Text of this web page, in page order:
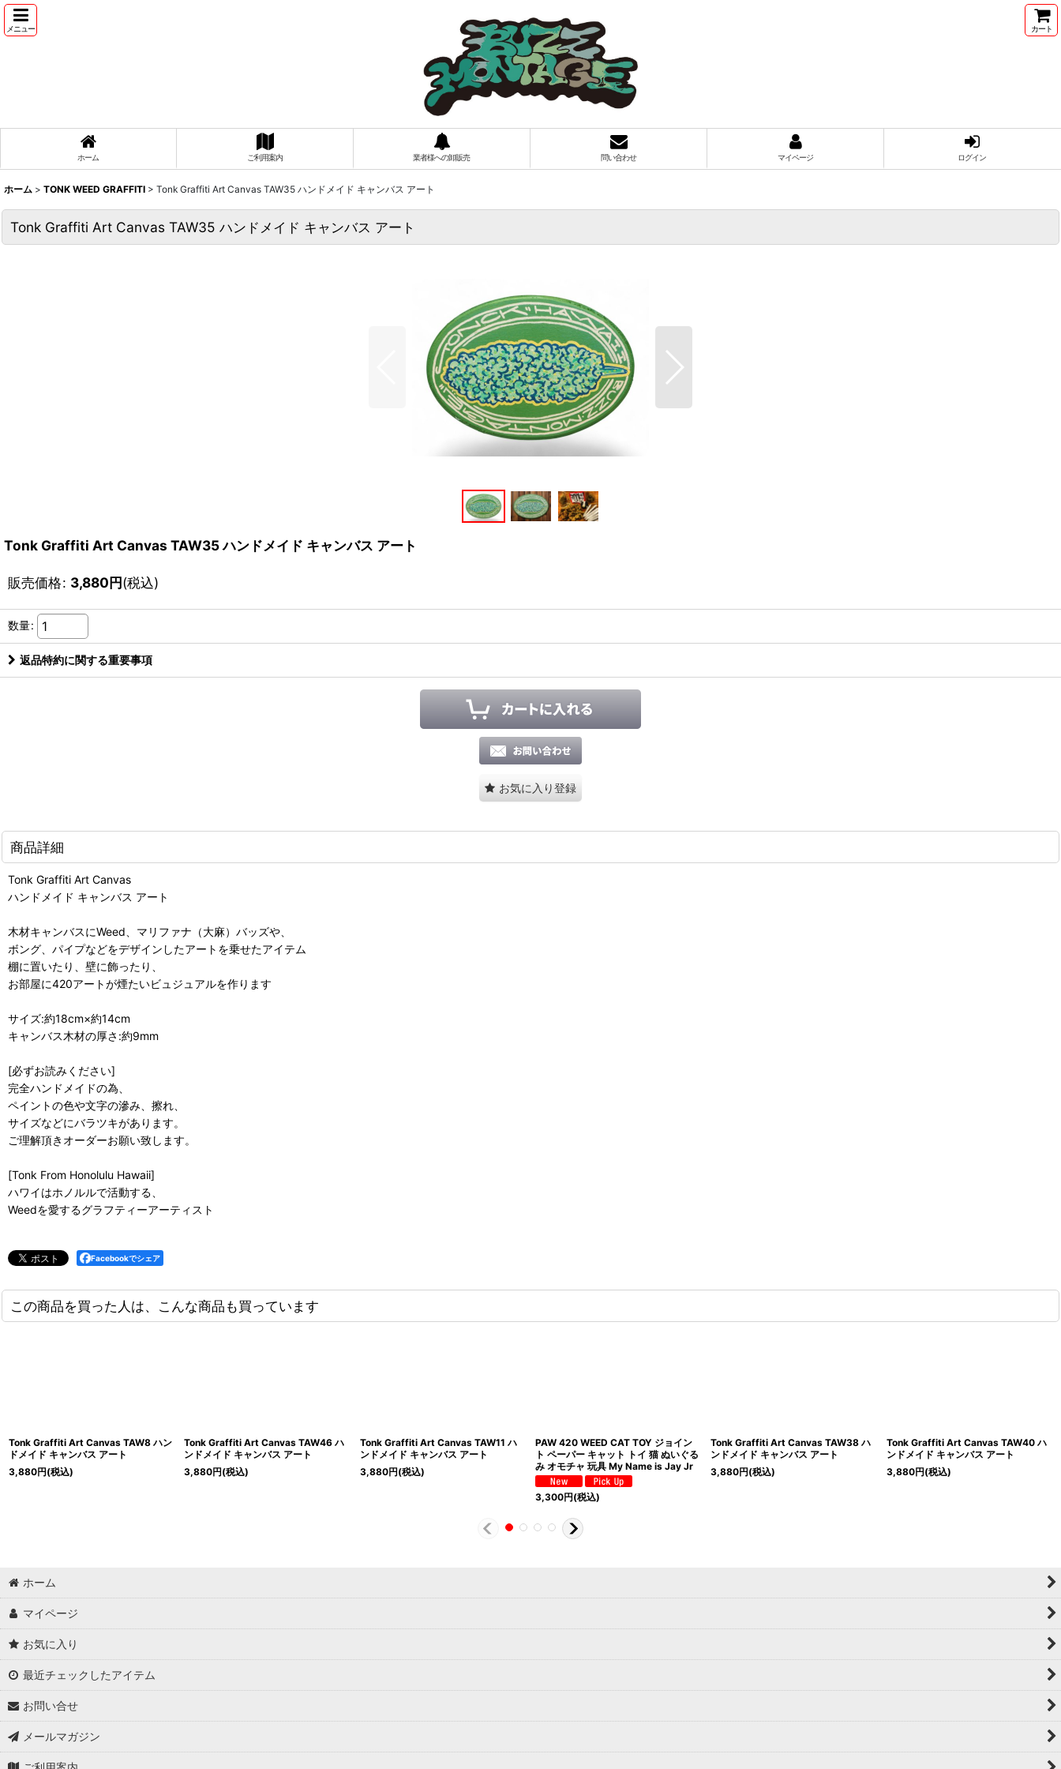
メニュー カート
ホーム ご利用案内 業者様への卸販売 問い合わせ マイページ ログイン
ホーム > TONK WEED GRAFFITI > Tonk Graffiti Art Canvas TAW35 ハンドメイド キャンバス アート
Tonk Graffiti Art Canvas TAW35 ハンドメイド キャンバス アート
Tonk Graffiti Art Canvas TAW35 ハンドメイド キャンバス アート
販売価格: 3,880円(税込)
数量:
返品特約に関する重要事項
お気に入り登録
商品詳細
Tonk Graffiti Art Canvas
ハンドメイド キャンバス アート
木材キャンバスにWeed、マリファナ（大麻）バッズや、
ボング、パイプなどをデザインしたアートを乗せたアイテム
棚に置いたり、壁に飾ったり、
お部屋に420アートが煙たいビュジュアルを作ります
サイズ:約18cm×約14cm
キャンバス木材の厚さ:約9mm
[必ずお読みください]
完全ハンドメイドの為、
ペイントの色や文字の滲み、擦れ、
サイズなどにバラツキがあります。
ご理解頂きオーダーお願い致します。
[Tonk From Honolulu Hawaii]
ハワイはホノルルで活動する、
Weedを愛するグラフティーアーティスト
Facebookでシェア
この商品を買った人は、こんな商品も買っています
Tonk Graffiti Art Canvas TAW8 ハン
ドメイド キャンバス アート
3,880円(税込)
Tonk Graffiti Art Canvas TAW46 ハ
ンドメイド キャンバス アート
3,880円(税込)
Tonk Graffiti Art Canvas TAW11 ハ
ンドメイド キャンバス アート
3,880円(税込)
PAW 420 WEED CAT TOY ジョイン
ト ペーパー キャット トイ 猫 ぬいぐる
み オモチャ 玩具 My Name is Jay Jr
3,300円(税込)
Tonk Graffiti Art Canvas TAW38 ハ
ンドメイド キャンバス アート
3,880円(税込)
Tonk Graffiti Art Canvas TAW40 ハ
ンドメイド キャンバス アート
3,880円(税込)
ホーム
マイページ
お気に入り
最近チェックしたアイテム
お問い合せ
メールマガジン